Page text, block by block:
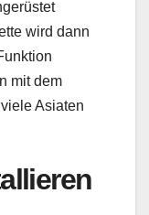
wird dann
mit dem
Asiaten